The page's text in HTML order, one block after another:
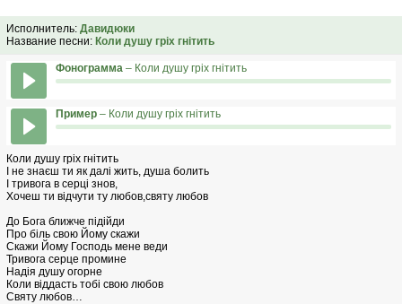
Исполнитель: Давидюки
Название песни: Коли душу гріх гнітить
Фонограмма – Коли душу гріх гнітить
Пример – Коли душу гріх гнітить
Коли душу гріх гнітить
І не знаєш ти як далі жить, душа болить
І тривога в серці знов,
Хочеш ти відчути ту любов,святу любов
До Бога ближче підійди
Про біль свою Йому скажи
Скажи Йому Господь мене веди
Тривога серце промине
Надія душу огорне
Коли віддасть тобі свою любов
Святу любов…